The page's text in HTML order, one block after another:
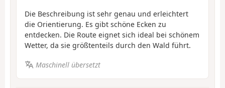
Die Beschreibung ist sehr genau und erleichtert
die Orientierung. Es gibt schöne Ecken zu
entdecken. Die Route eignet sich ideal bei schönem
Wetter, da sie größtenteils durch den Wald führt.
Maschinell übersetzt